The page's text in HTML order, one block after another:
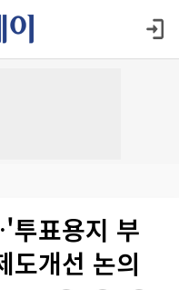
표용지 부
도개선 논의